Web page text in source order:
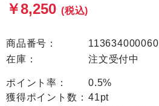
￥8,250 (税込)
商品番号：
在庫：
注文受付中
ポイント率：
0.5%
獲得ポイント数： 41pt